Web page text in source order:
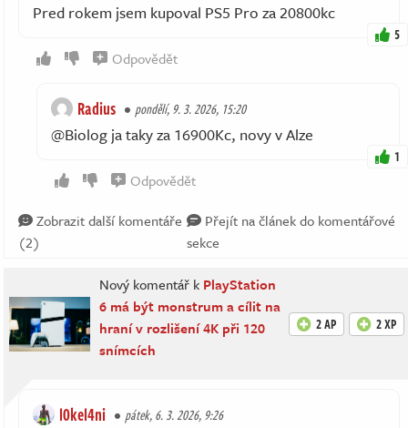
Pred rokem jsem kupoval PS5 Pro za 20800kc
5
Odpovědět
Radius pondělí, 9. 3. 2026, 15:20
@Biolog ja taky za 16900Kc, novy v Alze
1
Odpovědět
Zobrazit další komentáře
(2)
Přejít na článek do komentářové
sekce
Nový komentář k PlayStation
6 má být monstrum a cílit na
hraní v rozlišení 4K při 120
snímcích
2 AP 2 XP
l0kel4ni pátek, 6. 3. 2026, 9:26